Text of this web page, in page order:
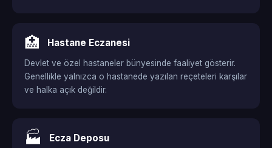
🏥 Hastane Eczanesi
Devlet ve özel hastaneler bünyesinde faaliyet gösterir.
Genellikle yalnızca o hastanede yazılan reçeteleri karşılar
ve halka açık değildir.
🏭 Ecza Deposu